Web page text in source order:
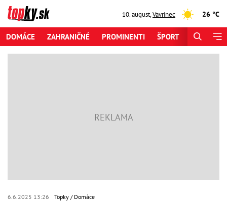
10. august,Vavrinec 26 °C
DOMÁCE ZAHRANIČNÉ PROMINENTI ŠPORT
6.6.2025 13:26 Topky Domáce